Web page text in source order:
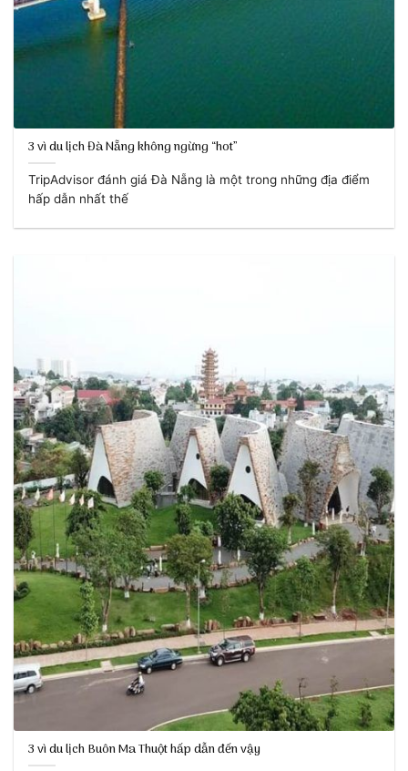
3 vì du lịch Đà Nẵng không ngừng “hot”
TripAdvisor đánh giá Đà Nẵng là một trong những địa điểm
hấp dẫn nhất thế
3 vì du lịch Buôn Ma Thuột hấp dẫn đến vậy